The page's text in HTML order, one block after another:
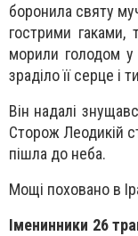
боронила святу
гострими гаками,
морили голодом у
зраділо її серце
Він надалі
Сторож Леодикій
пішла до неба.
Мощі поховано в
Іменинники 26